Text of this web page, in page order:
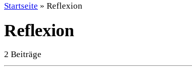
Startseite » Reflexion
Reflexion
2 Beiträge